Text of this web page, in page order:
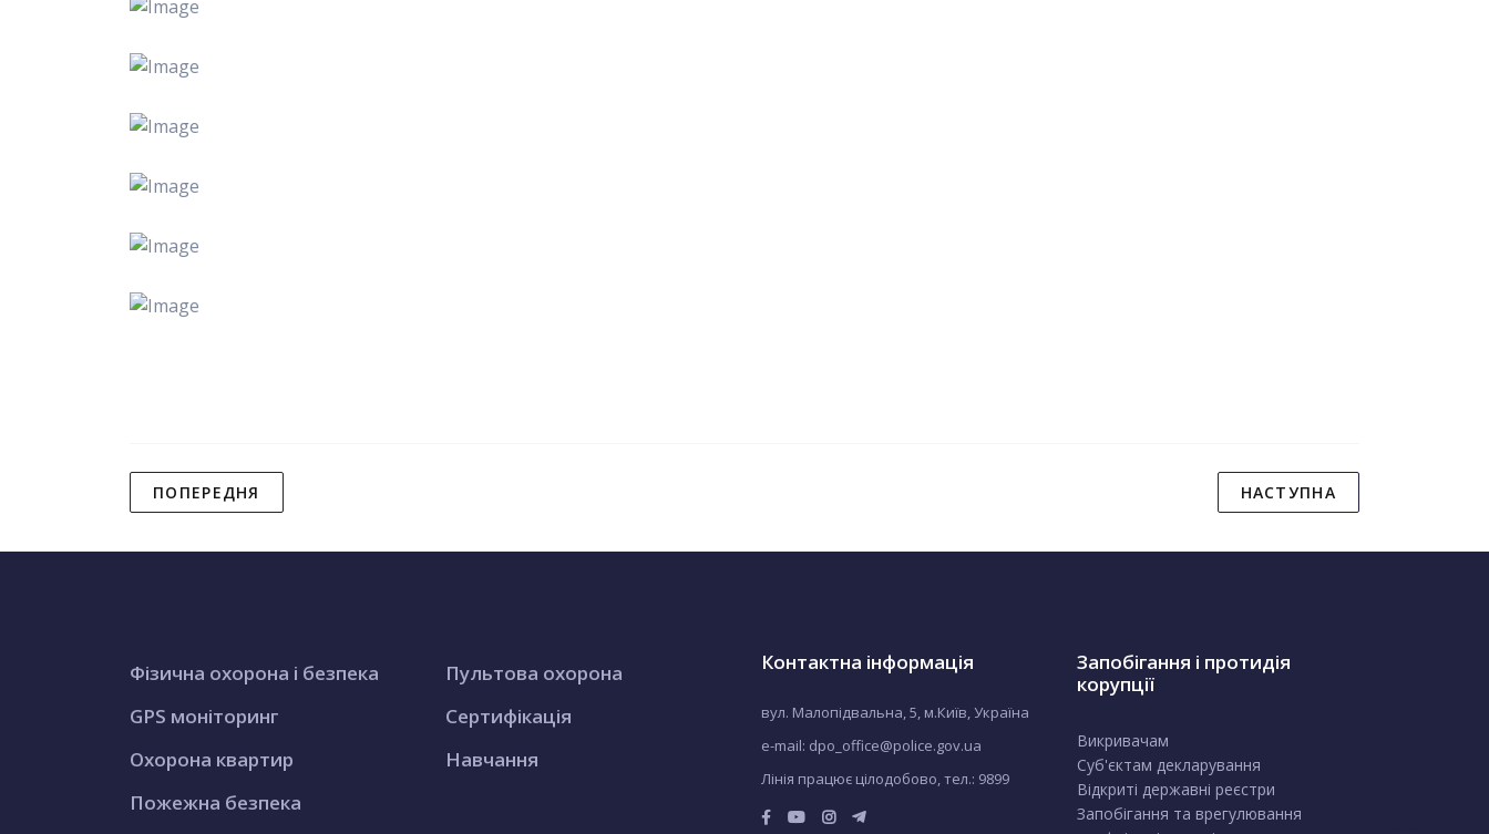
ПОПЕРЕДНЯ НАСТУПНА
Фізична охорона і безпека
GPS моніторинг
Охорона квартир
Пожежна безпека
Пультова охорона
Сертифікація
Навчання
Контактна інформація
вул. Малопідвальна, 5, м.Київ, Україна
e-mail: dpo_office@police.gov.ua
Лінія працює цілодобово, тел.: 9899
Запобігання і протидія
корупції
Викривачам
Суб'єктам декларування
Відкриті державні реєстри
Запобігання та врегулювання